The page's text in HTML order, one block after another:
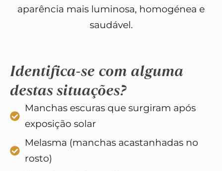
aparência mais luminosa, homogénea e
saudável.
Identifica-se com alguma
destas situações?
Manchas escuras que surgiram após
exposição solar
Melasma (manchas acastanhadas no
rosto)